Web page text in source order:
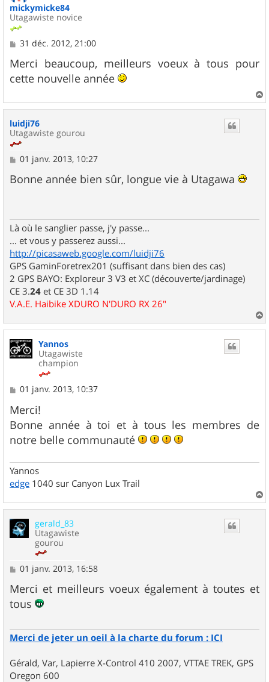
mickymicke84
Utagawiste novice
M
s
s
a
e
31 déc. 2012, 21:00
Merci beaucoup, meilleurs voeux à tous pour
cette nouvelle année
a
luidji76
Utagawiste gourou
M
s
s
01 janv. 2013, 10:27
Bonne année bien sûr, longue vie à Utagawa
Là où le sanglier passe, j'y passe...
... et vous y passerez aussi...
http://picasaweb.google.com/luidji76
GPS GaminForetrex201 (suffisant dans bien des cas)
2 GPS BAYO: Exploreur 3 V3 et XC (découverte/jardinage)
CE 3.24 et CE 3D 1.14
V.A.E. Haibike XDURO N'DURO RX 26"
a
Yannos
Utagawiste
champion
M
s
s
a
g
e
01 janv. 2013, 10:37
Merci!
Bonne année à toi et à tous les membres de
notre belle communauté
Yannos
edge 1040 sur Canyon Lux Trail
a
gerald_83
Utagawiste
gourou
M
s
s
a
01 janv. 2013, 16:58
Merci et meilleurs voeux également à toutes et
tous
Merci de jeter un oeil à la charte du forum : ICI
Gérald, Var, Lapierre X-Control 410 2007, VTTAE TREK, GPS
Oregon 600